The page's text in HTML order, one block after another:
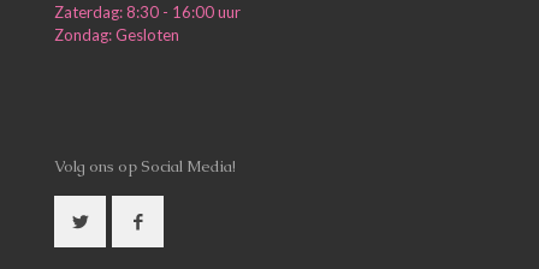
Zaterdag: 8:30 - 16:00 uur
Zondag: Gesloten
Volg ons op Social Media!